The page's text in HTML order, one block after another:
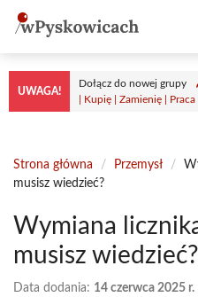
Przejdź
treści
UWAGA!
Dołącz do nowej grupy
| Kupię | Zamienię | Praca
Strona główna / Przemysł /
musisz wiedzieć?
Wymiana
musisz wiedzieć?
Data dodania: 14 czerwca 2025 r.